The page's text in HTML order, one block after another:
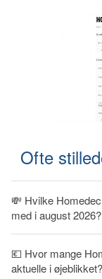
Ofte
💸 Hvilke
med i august 2026?
💶 Hvor mange
aktuelle i øjeblikket?